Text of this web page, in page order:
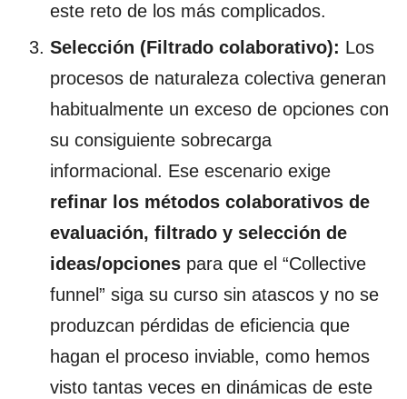
este reto de los más complicados.
Selección (Filtrado colaborativo): Los
procesos de naturaleza colectiva generan
habitualmente un exceso de opciones con
su consiguiente sobrecarga
informacional. Ese escenario exige
refinar los métodos colaborativos de
evaluación, filtrado y selección de
ideas/opciones para que el “Collective
funnel” siga su curso sin atascos y no se
produzcan pérdidas de eficiencia que
hagan el proceso inviable, como hemos
visto tantas veces en dinámicas de este